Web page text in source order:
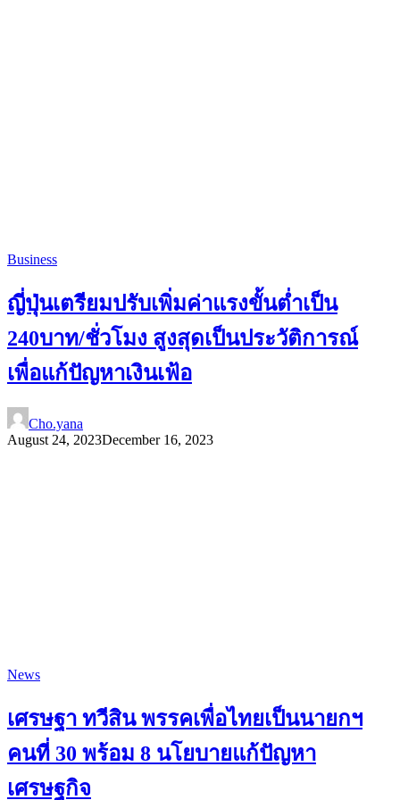
Business
ญี่ปุ่นเตรียมปรับเพิ่มค่าแรงขั้นต่ำเป็น
240บาท/ชั่วโมง สูงสุดเป็นประวัติการณ์
เพื่อแก้ปัญหาเงินเฟ้อ
Cho.yana
August 24, 2023December 16, 2023
News
เศรษฐา ทวีสิน พรรคเพื่อไทยเป็นนายกฯ
คนที่ 30 พร้อม 8 นโยบายแก้ปัญหา
เศรษฐกิจ